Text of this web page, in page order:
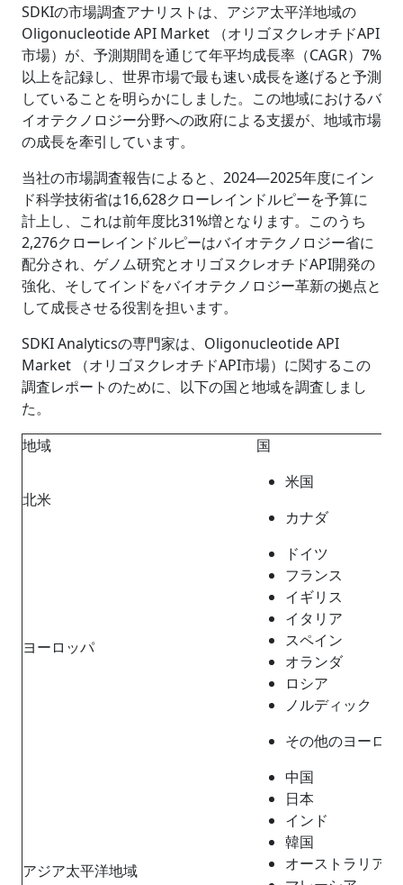
SDKIの市場調査アナリストは、アジア太平洋地域の
Oligonucleotide API Market （オリゴヌクレオチドAPI
市場）が、予測期間を通じて年平均成長率（CAGR）7%
以上を記録し、世界市場で最も速い成長を遂げると予測
していることを明らかにしました。この地域におけるバ
イオテクノロジー分野への政府による支援が、地域市場
の成長を牽引しています。
当社の市場調査報告によると、2024―2025年度にイン
ド科学技術省は16,628クローレインドルピーを予算に
計上し、これは前年度比31%増となります。このうち
2,276クローレインドルピーはバイオテクノロジー省に
配分され、ゲノム研究とオリゴヌクレオチドAPI開発の
強化、そしてインドをバイオテクノロジー革新の拠点と
して成長させる役割を担います。
SDKI Analyticsの専門家は、Oligonucleotide API
Market （オリゴヌクレオチドAPI市場）に関するこの
調査レポートのために、以下の国と地域を調査しまし
た。
地域
国
北米
米国
カナダ
ヨーロッパ
ドイツ
フランス
イギリス
イタリア
スペイン
オランダ
ロシア
ノルディック
その他のヨーロ
アジア太平洋地域
中国
日本
インド
韓国
オーストラリア